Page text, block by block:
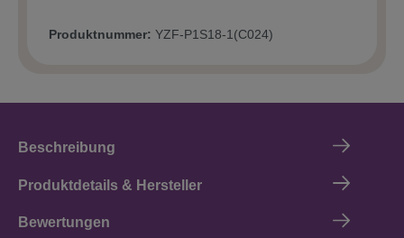
Produktnummer: YZF-P1S18-1(C024)
Beschreibung
Produktdetails & Hersteller
Bewertungen